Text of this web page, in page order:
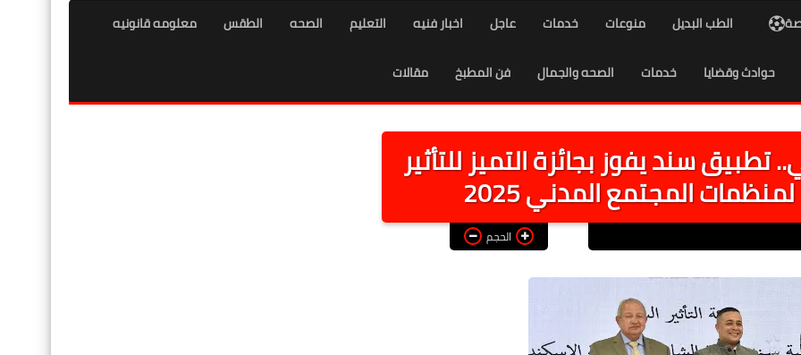
الطب البديل منوعات خدمات عاجل اخبار فنيه التعليم الصحه الطقس معلومه قانونيه
حوادث وقضايا خدمات الصحه والجمال فن المطبخ مقالات
تطبيق سند يفوز بجائزة التميز للتأثير
المجتمع المدني 2025
الحجم